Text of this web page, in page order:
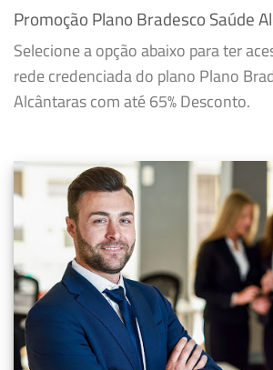
Promoção Plano Bradesco Saúde
Selecione a opção abaixo para ter
rede credenciada do plano Plano
Alcântaras com até 65% Desconto.